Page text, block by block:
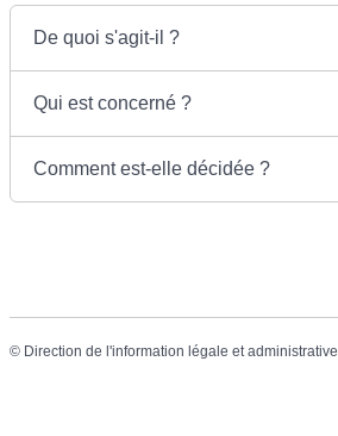
De quoi s'agit-il ?
Qui est concerné ?
Comment est-elle décidée ?
© Direction de l'information légale et administrative